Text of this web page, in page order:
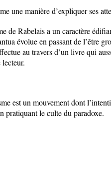
une manière d’expliquer ses
de Rabelais a un caractère
évolue en passant de l’être
au travers d’un livre qui
est un mouvement dont
pratiquant le culte du paradoxe.